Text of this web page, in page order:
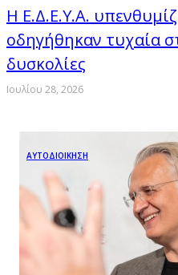
Η Ε.Δ.Ε.Υ.Α.
οδηγήθηκαν τυχαία
δυσκολίες
Ιουλίου 28, 2026
ΑΥΤΟΔΙΟΙΚΗΣΗ